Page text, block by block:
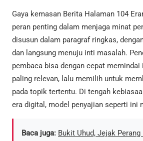
Gaya kemasan Berita Halaman 104
peran penting dalam menjaga minat
disusun dalam paragraf ringkas,
dan langsung menuju inti masalah.
pembaca bisa dengan cepat memindai
paling relevan, lalu memilih untuk
pada topik tertentu. Di tengah
era digital, model penyajian seperti ini
Baca juga: Bukit Uhud, Jejak Perang